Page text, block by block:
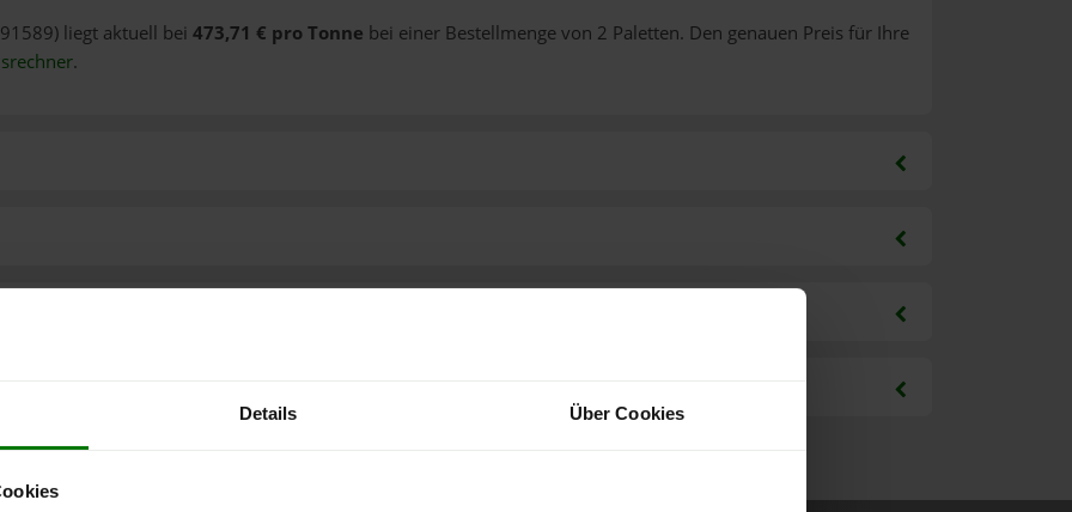
Details Über Cookies
liegt aktuell bei 473,71 € pro Tonne bei einer Bestellmenge von 2 Paletten. Den genauen Preis für Ihre
.